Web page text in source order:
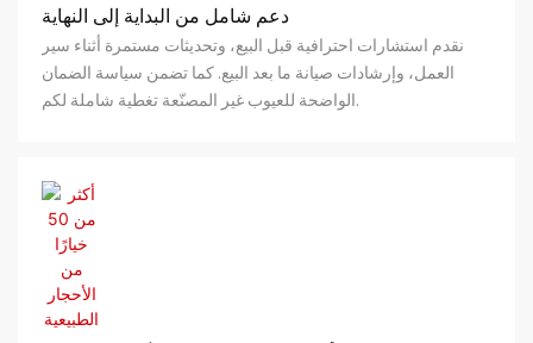
دعم شامل من البداية إلى النهاية
نقدم استشارات احترافية قبل البيع، وتحديثات مستمرة أثناء سير
العمل، وإرشادات صيانة ما بعد البيع. كما تضمن سياسة الضمان
الواضحة للعيوب غير المصنّعة تغطية شاملة لكم.